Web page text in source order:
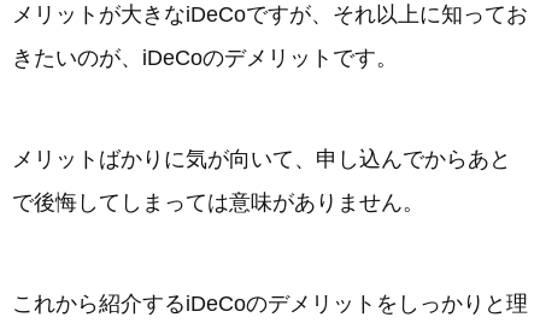
メリットが大きなiDeCoですが、それ以上に知ってお
きたいのが、iDeCoのデメリットです。
メリットばかりに気が向いて、申し込んでからあと
で後悔してしまっては意味がありません。
これから紹介するiDeCoのデメリットをしっかりと理